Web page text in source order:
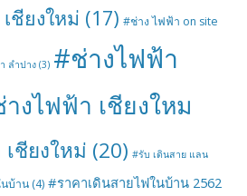
ชียงใหม่ (17) #ช่าง ไฟฟ้า on site
ลำปาง (3) #ช่างไฟฟ้า
งไฟฟ้า เชียงใหม
ชียงใหม่ (20) #รับ เดินสาย แลน
บ้าน (4) #ราคาเดินสายไฟในบ้าน 2562